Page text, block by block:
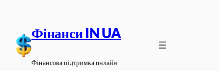
вмісту
Фінанси IN UA
Фінансова підтримка онлайн